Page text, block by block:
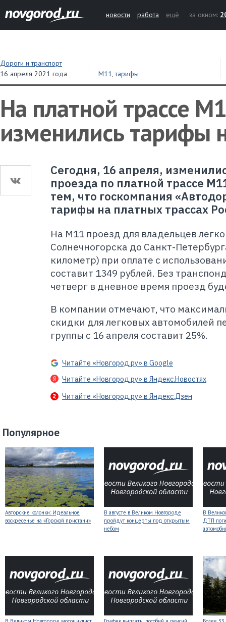
новости работа ещё за окном:
Дороги и транспорт
16 апреля 2021 года
М11,тарифы
На платной трассе
изменились тарифы
Сегодня, 16 апреля,
проезда по платной трассе
тем, что госкомпания
тарифы на платных трассах
На М11 проезд для владельцев
Солнечногорска до Санкт-
километр) при оплате с
составит 1349 рублей. Без
четверг в дневное время проезд
В компании отмечают, что
скидки для легковых автомобилей
группы с 16 апреля составит 25%.
Читайте «Новгород.ру» в Google
Читайте «Новгород.ру» в Яндекс.Новостях
Читайте «Новгород.ру» в Яндекс.Дзен
Популярное
Авторские колонки: Идеальное
воскресенье на «Горской пристани»
В августе в Великом Новгороде
пройдут концерты под открытым
небом
В
ДТП